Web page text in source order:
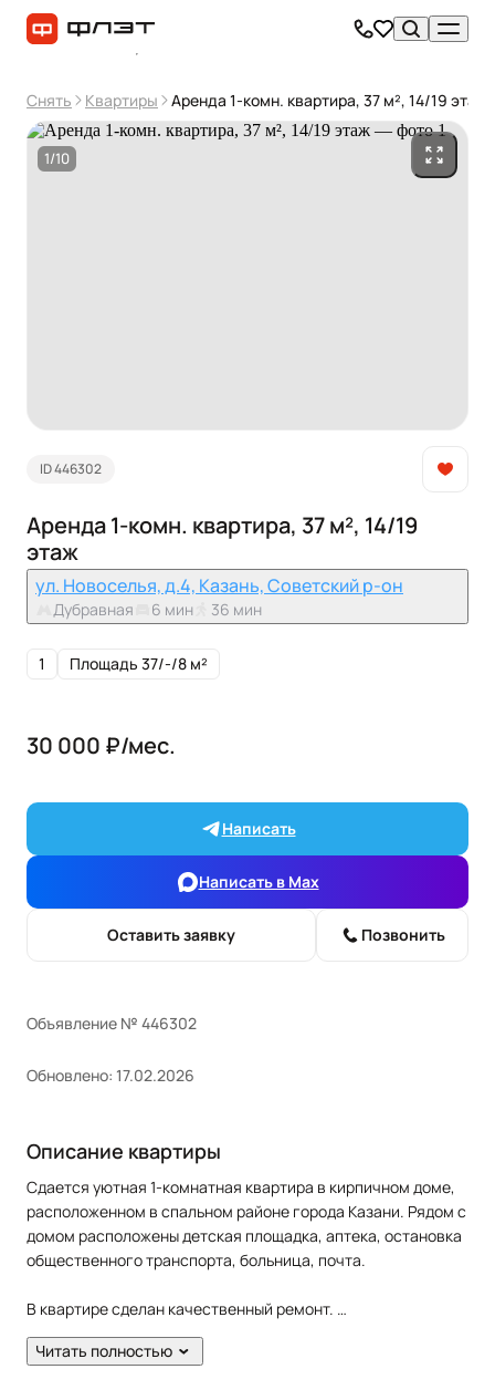
Снять Квартиры Аренда 1-комн. квартира, 37 м², 14/19 этаж
1/10
ID 446302
Аренда 1-комн. квартира, 37 м², 14/19
этаж
ул. Новоселья, д.4, Казань, Советский р-он
Дубравная 6 мин 36 мин
1 Площадь 37/-/8 м²
30 000 ₽/мес.
Написать
Написать в Max
Оставить заявку Позвонить
Объявление № 446302
Обновлено: 17.02.2026
Описание квартиры
Сдается уютная 1-комнатная квартира в кирпичном доме,
расположенном в спальном районе города Казани. Рядом с
домом расположены детская площадка, аптека, остановка
общественного транспорта, больница, почта.
В квартире сделан качественный ремонт.
Полы: ламинат.
Окна: пластиковые.
Читать полностью